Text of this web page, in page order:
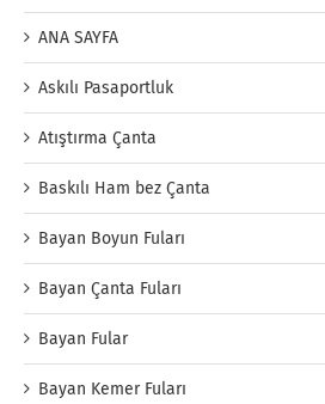
ANA SAYFA
Askılı Pasaportluk
Atıştırma Çanta
Baskılı Ham bez Çanta
Bayan Boyun Fuları
Bayan Çanta Fuları
Bayan Fular
Bayan Kemer Fuları